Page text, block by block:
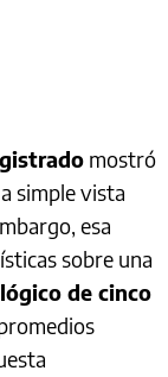
mostró
simple vista
esa
sobre una
de cinco